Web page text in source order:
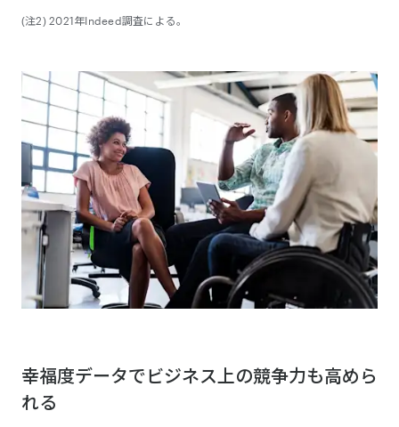
(注2) 2021年Indeed調査による。
幸福度データでビジネス上の競争力も高めら
れる